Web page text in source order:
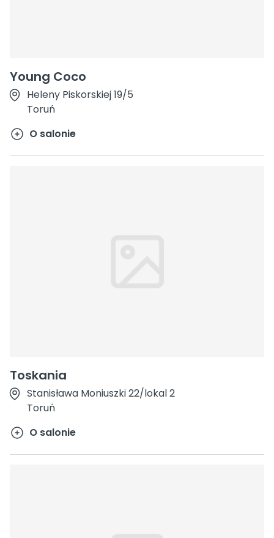
Young Coco
Heleny Piskorskiej 19/5
Toruń
O salonie
Toskania
Stanisława Moniuszki 22/lokal 2
Toruń
O salonie